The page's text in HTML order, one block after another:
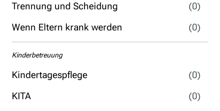
Trennung und Scheidung
(0)
Wenn Eltern krank werden
(0)
Kinderbetreuung
Kindertagespflege
(0)
KITA
(0)